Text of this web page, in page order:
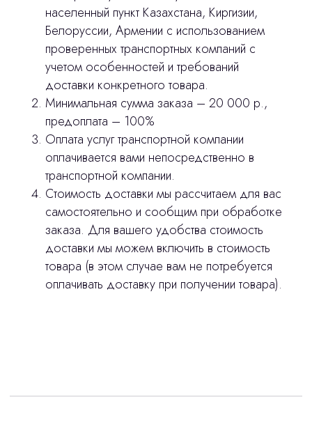
населенный пункт Казахстана, Киргизии,
Белоруссии, Армении с использованием
проверенных транспортных компаний с
учетом особенностей и требований
доставки конкретного товара.
Минимальная сумма заказа – 20 000 р.,
предоплата – 100%
Оплата услуг транспортной компании
оплачивается вами непосредственно в
транспортной компании.
Стоимость доставки мы рассчитаем для вас
самостоятельно и сообщим при обработке
заказа. Для вашего удобства стоимость
доставки мы можем включить в стоимость
товара (в этом случае вам не потребуется
оплачивать доставку при получении товара).
Интересует лизинг?
сделано
Изготовление хирургических шаблонов
Политика конфиденциальности
stasicus